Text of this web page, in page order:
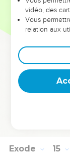
entrés après les
seul.
29
sec ; et les eaux
Ainsi l'Eternel
Egyptiens ; et
morts.
Israël vit donc
l'Eternel, et ils
Exode 15
vidéo, des
Vous
relation aux